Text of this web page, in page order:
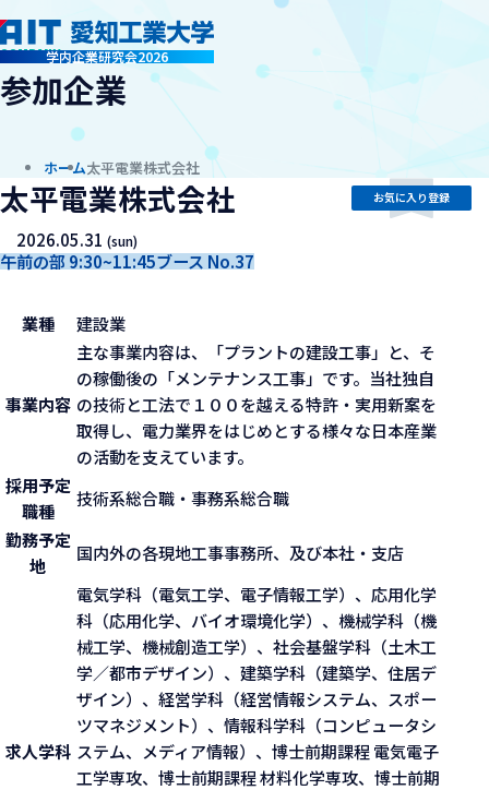
学内企業研究会2026
company
参加企業
ホーム太平電業株式会社
太平電業株式会社
2026.05.31(sun)
午前の部 9:30~11:45ブース No.37
お気に入り登録
業種 建設業
事業内容
主な事業内容は、「プラントの建設工事」と、そ
の稼働後の「メンテナンス工事」です。当社独自
の技術と工法で１００を越える特許・実用新案を
取得し、電力業界をはじめとする様々な日本産業
の活動を支えています。
採用予定
職種
技術系総合職・事務系総合職
勤務予定
地
国内外の各現地工事事務所、及び本社・支店
求人学科
電気学科（電気工学、電子情報工学）、応用化学
科（応用化学、バイオ環境化学）、機械学科（機
械工学、機械創造工学）、社会基盤学科（土木工
学／都市デザイン）、建築学科（建築学、住居デ
ザイン）、経営学科（経営情報システム、スポー
ツマネジメント）、情報科学科（コンピュータシ
ステム、メディア情報）、博士前期課程 電気電子
工学専攻、博士前期課程 材料化学専攻、博士前期